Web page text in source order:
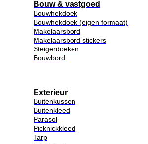
Bouw & vastgoed
Bouwhekdoek
Bouwhekdoek (eigen formaat)
Makelaarsbord
Makelaarsbord stickers
Steigerdoeken
Bouwbord
Exterieur
Buitenkussen
Buitenkleed
Parasol
Picknickkleed
Tarp